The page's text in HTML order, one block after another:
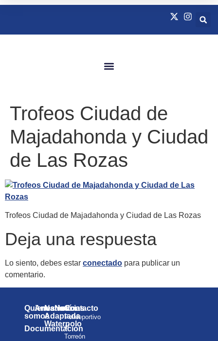
Trofeos Ciudad de
Majadahonda y Ciudad
de Las Rozas
Trofeos Ciudad de Majadahonda y Ciudad de Las Rozas
Deja una respuesta
Lo siento, debes estar conectado para publicar un
comentario.
Quienes
somos
Documentación
Anuarios
Natación
Adaptada
Waterpolo
Noticias
Contacto
Polideportivo
el
Torreón